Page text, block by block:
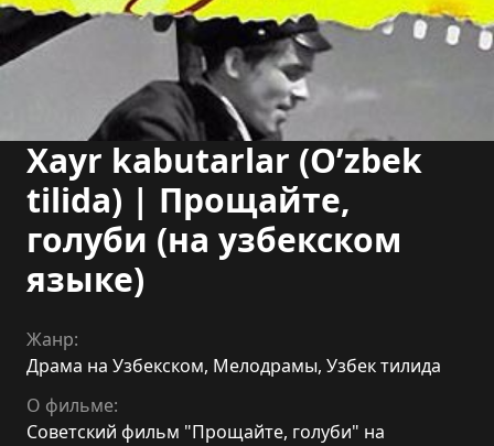
Xayr kabutarlar (O’zbek
tilida) | Прощайте,
голуби (на узбекском
языке)
Жанр:
Драма на Узбекском, Мелодрамы, Узбек тилида
О фильме:
Советский фильм "Прощайте, голуби" на